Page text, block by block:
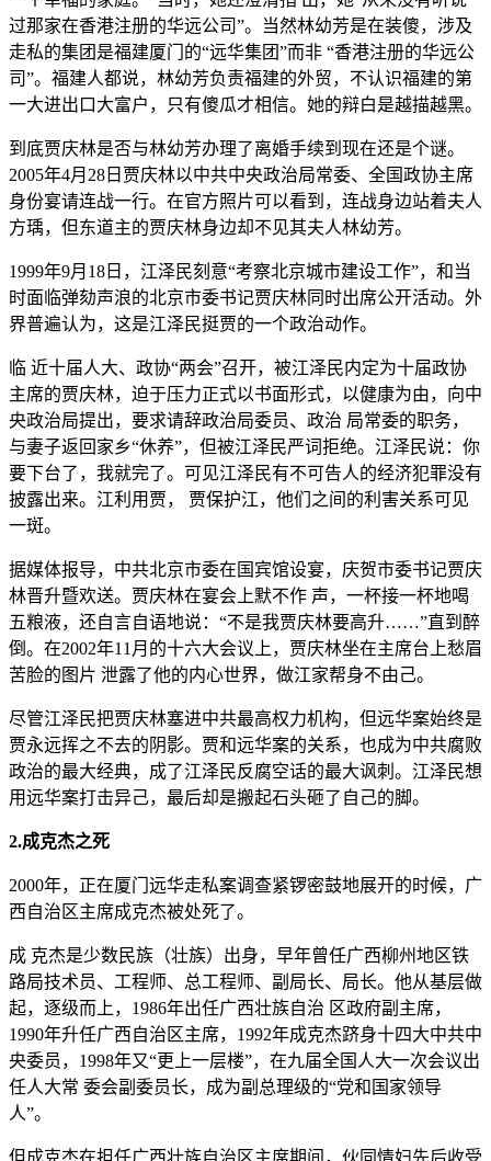
过那家在香港注册的华远公司”。当然林幼芳是在装傻，涉及
走私的集团是福建厦门的“远华集团”而非 “香港注册的华远公
司”。福建人都说，林幼芳负责福建的外贸，不认识福建的第
一大进出口大富户，只有傻瓜才相信。她的辩白是越描越黑。
到底贾庆林是否与林幼芳办理了离婚手续到现在还是个谜。
2005年4月28日贾庆林以中共中央政治局常委、全国政协主席
身份宴请连战一行。在官方照片可以看到，连战身边站着夫人
方瑀，但东道主的贾庆林身边却不见其夫人林幼芳。
1999年9月18日，江泽民刻意“考察北京城市建设工作”，和当
时面临弹劾声浪的北京市委书记贾庆林同时出席公开活动。外
界普遍认为，这是江泽民挺贾的一个政治动作。
临 近十届人大、政协“两会”召开，被江泽民内定为十届政协
主席的贾庆林，迫于压力正式以书面形式，以健康为由，向中
央政治局提出，要求请辞政治局委员、政治 局常委的职务，
与妻子返回家乡“休养”，但被江泽民严词拒绝。江泽民说：你
要下台了，我就完了。可见江泽民有不可告人的经济犯罪没有
披露出来。江利用贾， 贾保护江，他们之间的利害关系可见
一斑。
据媒体报导，中共北京市委在国宾馆设宴，庆贺市委书记贾庆
林晋升暨欢送。贾庆林在宴会上默不作 声，一杯接一杯地喝
五粮液，还自言自语地说：“不是我贾庆林要高升……”直到醉
倒。在2002年11月的十六大会议上，贾庆林坐在主席台上愁眉
苦脸的图片 泄露了他的内心世界，做江家帮身不由己。
尽管江泽民把贾庆林塞进中共最高权力机构，但远华案始终是
贾永远挥之不去的阴影。贾和远华案的关系，也成为中共腐败
政治的最大经典，成了江泽民反腐空话的最大讽刺。江泽民想
用远华案打击异己，最后却是搬起石头砸了自己的脚。
2.成克杰之死
2000年，正在厦门远华走私案调查紧锣密鼓地展开的时候，广
西自治区主席成克杰被处死了。
成 克杰是少数民族（壮族）出身，早年曾任广西柳州地区铁
路局技术员、工程师、总工程师、副局长、局长。他从基层做
起，逐级而上，1986年出任广西壮族自治 区政府副主席，
1990年升任广西自治区主席，1992年成克杰跻身十四大中共中
央委员，1998年又“更上一层楼”，在九届全国人大一次会议出
任人大常 委会副委员长，成为副总理级的“党和国家领导
人”。
但成克杰在担任广西壮族自治区主席期间，伙同情妇先后收受